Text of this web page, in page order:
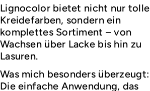
Lignocolor bietet nicht nur tolle
Kreidefarben, sondern ein
komplettes Sortiment – von
Wachsen über Lacke bis hin zu
Lasuren.
Was mich besonders überzeugt:
Die einfache Anwendung, das